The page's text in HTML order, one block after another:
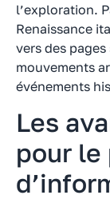
l’exploration.
Renaissance
vers des
mouvements
événements
Les
pour le